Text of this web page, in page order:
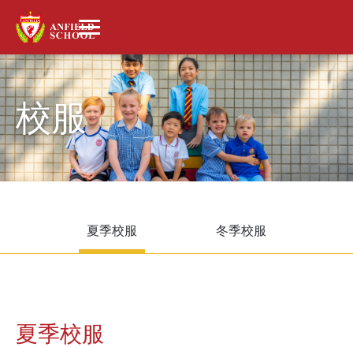
校服
夏季校服 冬季校服
夏季校服